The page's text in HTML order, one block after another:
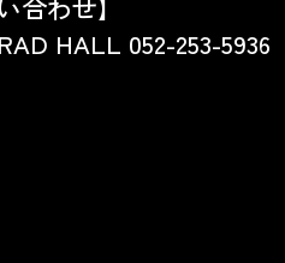
合わせ】
HALL 052-253-5936